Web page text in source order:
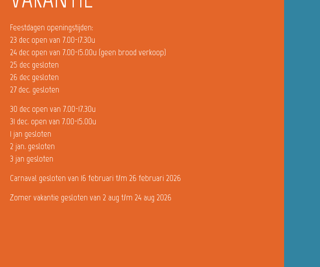
Feestdagen openingstijden:
23 dec open van 7.00-17.30u
24 dec open van 7.00-15.00u (geen brood verkoop)
25 dec gesloten
26 dec gesloten
27 dec. gesloten
30 dec open van 7.00-17.30u
31 dec. open van 7.00-15.00u
1 jan gesloten
2 jan. gesloten
3 jan gesloten
Carnaval gesloten van 16 februari t/m 26 februari 2026
Zomer vakantie gesloten van 2 aug t/m 24 aug 2026